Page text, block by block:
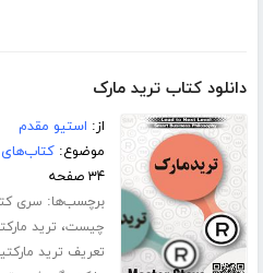
دانلود کتاب ترید مارک
از: استیو مقدم
موضوع:
۳۴ صفحه
برچسب‌ها: سری
چیست، ترید
تعریف ترید